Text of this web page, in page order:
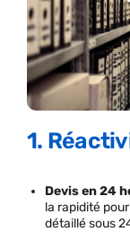
1.
Devis en 24
la rapidité
détaillé sous